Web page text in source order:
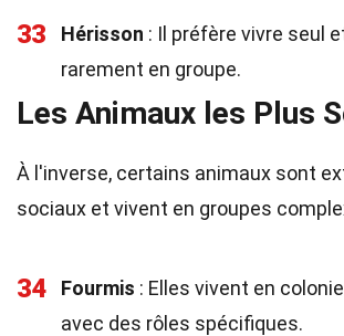
33 Hérisson : Il préfère vivre seul
rarement en groupe.
Les Animaux les Plus
À l'inverse, certains animaux sont
sociaux et vivent en groupes
34 Fourmis : Elles vivent en
avec des rôles spécifiques.